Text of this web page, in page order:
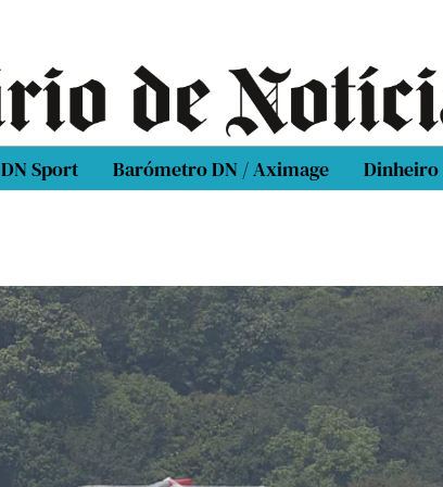
DN Sport Barómetro DN / Aximage Dinheiro